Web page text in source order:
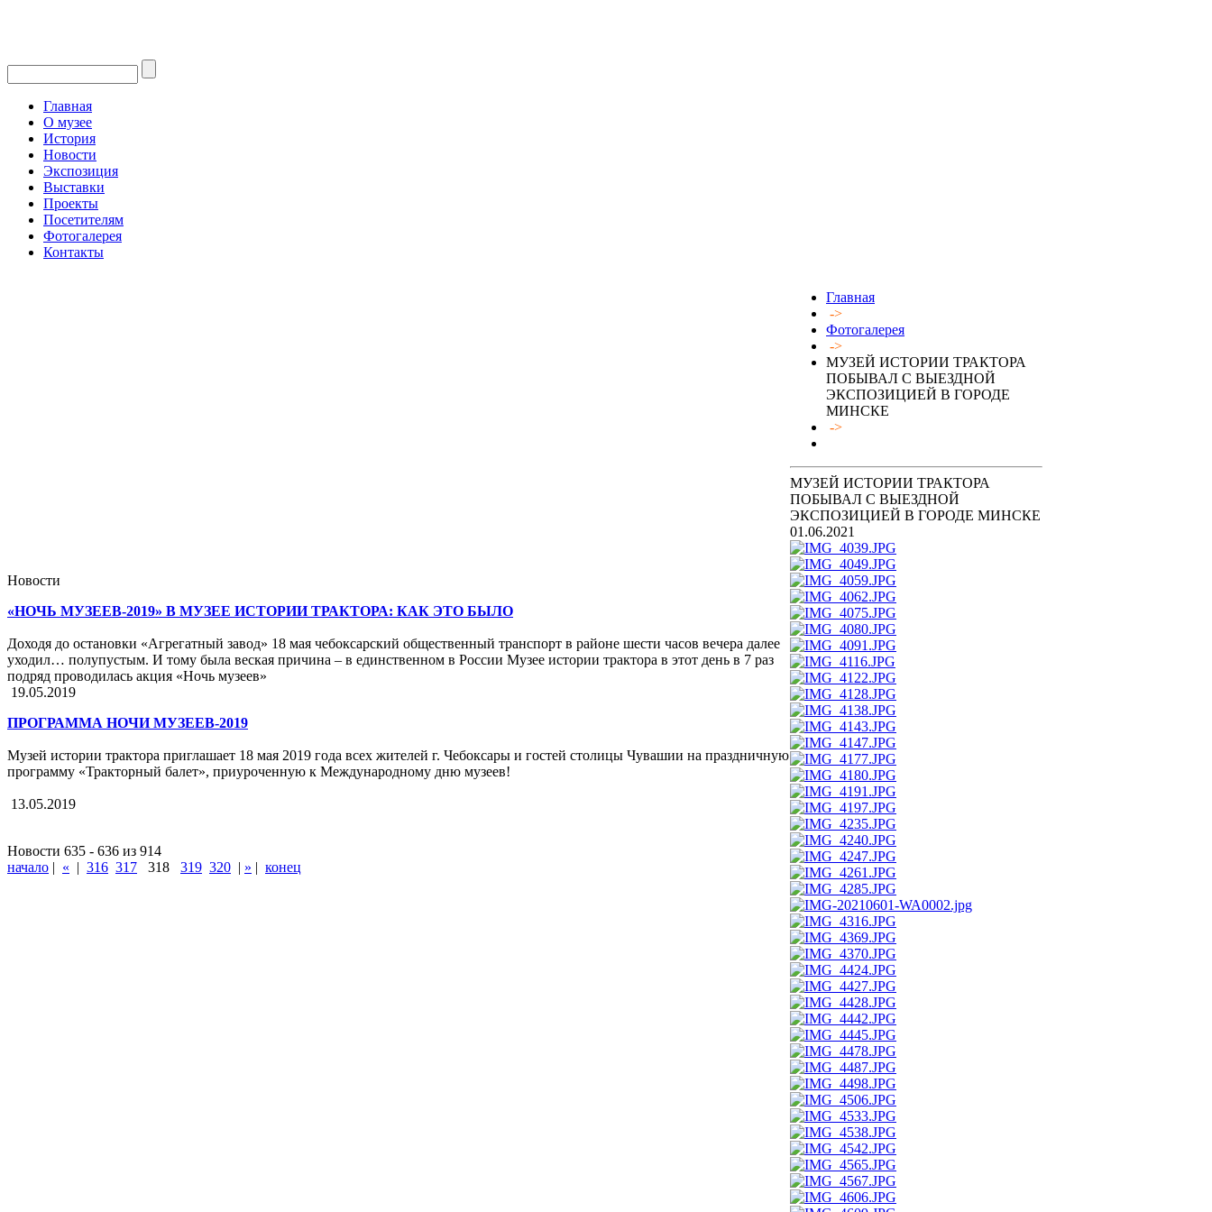
Главная
О музее
История
Новости
Экспозиция
Выставки
Проекты
Посетителям
Фотогалерея
Контакты
Новости
«НОЧЬ МУЗЕЕВ-2019» В МУЗЕЕ ИСТОРИИ ТРАКТОРА: КАК ЭТО БЫЛО
Доходя до остановки «Агрегатный завод» 18 мая чебоксарский общественный транспорт в районе шести часов вечера далее
уходил… полупустым. И тому была веская причина – в единственном в России Музее истории трактора в этот день в 7 раз
подряд проводилась акция «Ночь музеев»
19.05.2019
ПРОГРАММА НОЧИ МУЗЕЕВ-2019
Музей истории трактора приглашает 18 мая 2019 года всех жителей г. Чебоксары и гостей столицы Чувашии на праздничную
программу «Тракторный балет», приуроченную к Международному дню музеев!
13.05.2019
Новости 635 - 636 из 914
начало | « | 316 317 318 319 320 | » | конец
Главная
->
Фотогалерея
->
МУЗЕЙ ИСТОРИИ ТРАКТОРА
ПОБЫВАЛ С ВЫЕЗДНОЙ
ЭКСПОЗИЦИЕЙ В ГОРОДЕ
МИНСКЕ
->
МУЗЕЙ ИСТОРИИ ТРАКТОРА
ПОБЫВАЛ С ВЫЕЗДНОЙ
ЭКСПОЗИЦИЕЙ В ГОРОДЕ МИНСКЕ
01.06.2021